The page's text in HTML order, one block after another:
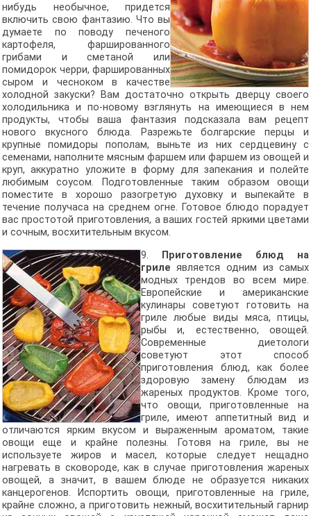
нибудь необычное, придется
включить свою фантазию. Что вы
думаете по поводу печеного
картофеля, фаршированного
грибами и сметаной или
помидорок черри, фаршированных
сыром и чесноком в качестве
холодной закуски? Вам достаточно открыть дверцу своего
холодильника и по-новому взглянуть на имеющиеся в нем
продукты, чтобы ваша фантазия подсказала вам рецепт
нового вкусного блюда. Разрежьте болгарские перцы и
крупные помидоры пополам, выньте из них сердцевину с
семенами, наполните мясным фаршем или фаршем из овощей и
круп, аккуратно уложите в форму для запекания и полейте
любимым соусом. Подготовленные таким образом овощи
поместите в хорошо разогретую духовку и выпекайте в
течение получаса на среднем огне. Готовое блюдо порадует
вас простотой приготовления, а ваших гостей яркими цветами
и сочным, восхитительным вкусом.
9.
Приготовление блюд на
гриле является одним из самых
модных трендов во всем мире.
Европейские и американские
кулинары советуют готовить на
гриле любые виды мяса, птицы,
рыбы и, естественно, овощей.
Современные диетологи
советуют этот способ
приготовления блюд, как более
здоровую замену блюдам из
жареных продуктов. Кроме того,
что овощи, приготовленные на
гриле, имеют аппетитный вид и
отличаются ярким вкусом и выраженным ароматом, такие
овощи еще и крайне полезны. Готовя на гриле, вы не
используете жиров и масел, которые следует нещадно
нагревать в сковороде, как в случае приготовления жареных
овощей, а значит, в вашем блюде не образуется никаких
канцерогенов. Испортить овощи, приготовленные на гриле,
крайне сложно, а приготовить нежный, восхитительный гарнир